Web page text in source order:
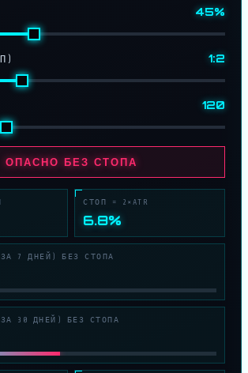
45%
1:2
120
ОПАСНО БЕЗ СТОПА
СТОП = 2×ATR
6.8%
ЗА 7 ДНЕЙ) БЕЗ СТОПА
ЗА 30 ДНЕЙ) БЕЗ СТОПА